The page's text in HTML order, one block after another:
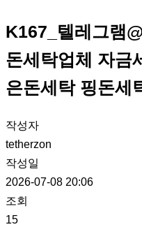
K167_텔레그램
돈세탁업체 자금
은돈세탁 핑돈세
작성자
tetherzon
작성일
2026-07-08 20:06
조회
15